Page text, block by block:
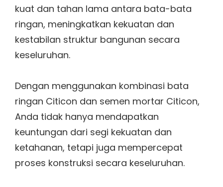
kuat dan tahan lama antara bata-bata
ringan, meningkatkan kekuatan dan
kestabilan struktur bangunan secara
keseluruhan.
Dengan menggunakan kombinasi bata
ringan Citicon dan semen mortar Citicon,
Anda tidak hanya mendapatkan
keuntungan dari segi kekuatan dan
ketahanan, tetapi juga mempercepat
proses konstruksi secara keseluruhan.